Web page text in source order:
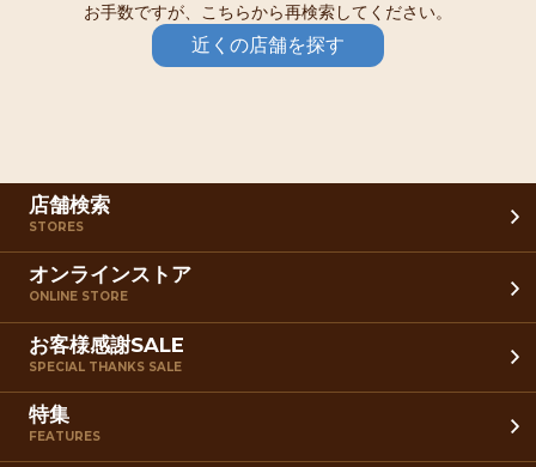
お手数ですが、こちらから再検索してください。
近くの店舗を探す
店舗検索
STORES
オンラインストア
ONLINE STORE
お客様感謝SALE
SPECIAL THANKS SALE
特集
FEATURES